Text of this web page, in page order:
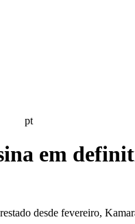
pt
em
desde fevereiro,